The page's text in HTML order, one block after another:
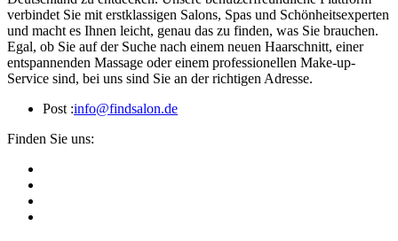
verbindet Sie mit erstklassigen Salons, Spas und Schönheitsexperten
und macht es Ihnen leicht, genau das zu finden, was Sie brauchen.
Egal, ob Sie auf der Suche nach einem neuen Haarschnitt, einer
entspannenden Massage oder einem professionellen Make-up-
Service sind, bei uns sind Sie an der richtigen Adresse.
Post :info@findsalon.de
Finden Sie uns: